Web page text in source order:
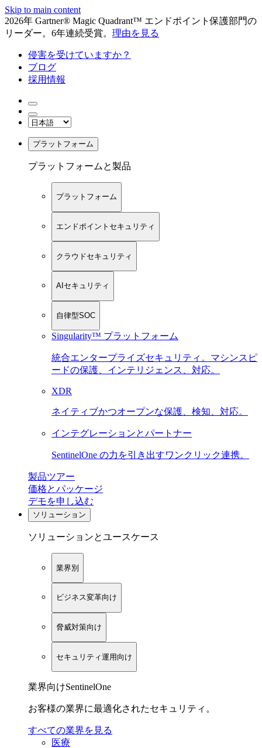
Skip to main content
2026年 Gartner® Magic Quadrant™ エンドポイント保護部門の
リーダー。6年連続受賞。 理由を見る
侵害を受けていますか？
ブログ
採用情報
プラットフォーム
プラットフォームと製品
プラットフォーム
エンドポイントセキュリティ
クラウドセキュリティ
AIセキュリティ
自律型SOC
Singularity™ プラットフォーム
統合エンタープライズセキュリティ。マシンスピ
ードの保護、インテリジェンス、対応。
XDR
ネイティブかつオープンな保護、検知、対応。
インテグレーションとパートナー
SentinelOne の力を引き出すワンクリック連携。
製品ツアー
価格とパッケージ
デモを申し込む
ソリューション
ソリューションとユースケース
業界別
ビジネス変革向け
脅威対策向け
セキュリティ運用向け
業界向けSentinelOne
お客様の業界に最適化されたセキュリティ。
すべての業界を見る
医療